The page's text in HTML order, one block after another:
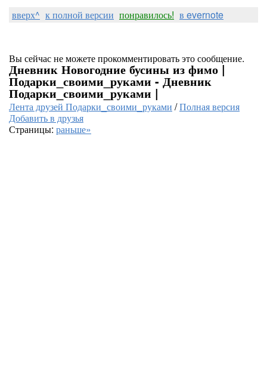
вверх^ к полной версии понравилось! в evernote
Вы сейчас не можете прокомментировать это сообщение.
Дневник Новогодние бусины из фимо |
Подарки_своими_руками - Дневник
Подарки_своими_руками |
Лента друзей Подарки_своими_руками /Полная версия
Добавить в друзья
Страницы: раньше»